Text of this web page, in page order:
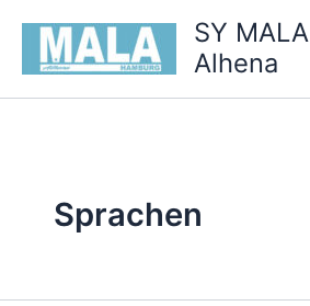
springen
SY MALA
Alhena
Sprachen